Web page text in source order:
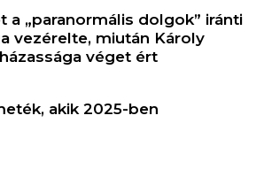
a „paranormális dolgok” iránti
vezérelte, miután Károly
véget ért
akik 2025-ben